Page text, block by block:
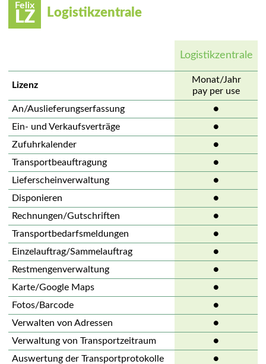
Felix
LZ Logistikzentrale
Logistikzentrale
Lizenz
Monat/Jahr
pay per use
An/Auslieferungserfassung
●
Ein- und Verkaufsverträge
●
Zufuhrkalender
●
Transportbeauftragung
●
Lieferscheinverwaltung
●
Disponieren
●
Rechnungen/Gutschriften
●
Transportbedarfsmeldungen
●
Einzelauftrag/Sammelauftrag
●
Restmengenverwaltung
●
Karte/Google Maps
●
Fotos/Barcode
●
Verwalten von Adressen
●
Verwaltung von Transportzeitraum
●
Auswertung der Transportprotokolle
●